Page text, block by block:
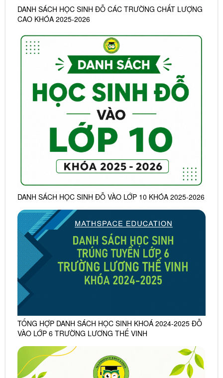
DANH SÁCH HỌC SINH ĐỖ CÁC TRƯỜNG CHẤT LƯỢNG
CAO KHÓA 2025-2026
DANH SÁCH HỌC SINH ĐỖ VÀO LỚP 10 KHÓA 2025-2026
TỔNG HỢP DANH SÁCH HỌC SINH KHOÁ 2024-2025 ĐỖ
VÀO LỚP 6 TRƯỜNG LƯƠNG THẾ VINH